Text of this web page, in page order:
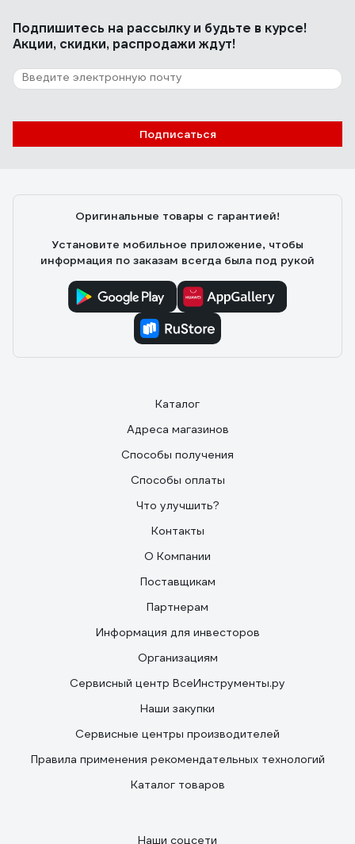
Подпишитесь на рассылкуи будьте в курсе!
Акции, скидки, распродажи ждут!
Подписаться
Оригинальные товары с гарантией!
Установите мобильное приложение, чтобы
информация по заказам всегда была под рукой
Каталог
Адреса магазинов
Способы получения
Способы оплаты
Что улучшить?
Контакты
О Компании
Поставщикам
Партнерам
Информация для инвесторов
Организациям
Сервисный центр ВсеИнструменты.ру
Наши закупки
Сервисные центры производителей
Правила применения рекомендательных технологий
Каталог товаров
Наши соцсети